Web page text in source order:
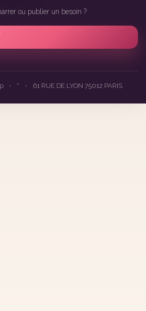
ou publier un besoin ?
• '' • 61 RUE DE LYON 75012 PARIS